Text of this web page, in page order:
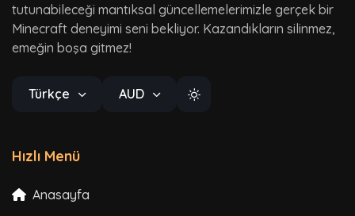
tutunabileceği mantıksal güncellemelerimizle gerçek bir
Minecraft deneyimi seni bekliyor. Kazandıkların silinmez,
emeğin boşa gitmez!
Türkçe AUD
Hızlı Menü
Anasayfa